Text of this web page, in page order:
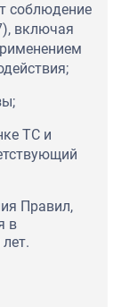
соблюдение
включая
ТС и
Правил,
в